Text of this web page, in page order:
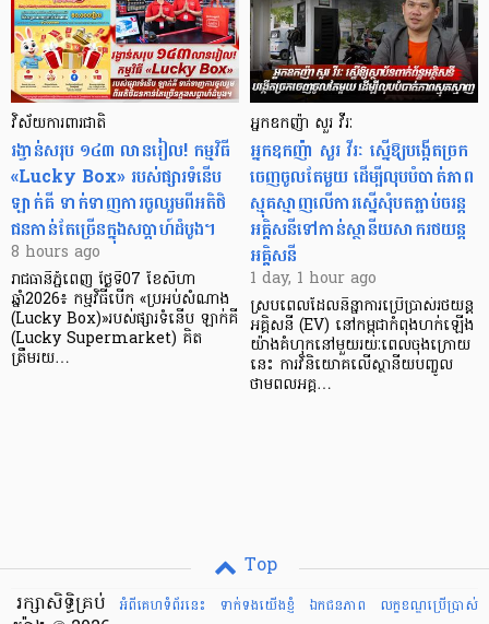
វិស័យការពារជាតិ
រង្វាន់សរុប ១៤៣ លានរៀល! កម្មវិធី
«Lucky Box» របស់ផ្សារទំនើប
ឡាក់គី ទាក់ទាញការចូលរួមពីអតិថិ
ជនកាន់តែច្រើនក្នុងសប្តាហ៍ដំបូង។
8 hours ago
រាជធានីភ្នំពេញ ថ្ងៃទី07 ខែសីហា
ឆ្នាំ2026៖ កម្មវិធីបើក «ប្រអប់សំណាង
(Lucky Box)»របស់ផ្សារទំនើប ឡាក់គី
(Lucky Supermarket) គិត
ត្រឹមរយ…
អ្នកឧកញ៉ា សួរ វីរៈ
អ្នកឧកញ៉ា សួរ វីរៈ ស្នើឱ្យបង្កើតច្រក
ចេញចូលតែមួយ ដើម្បីលុបបំបាត់ភាព
ស្មុគស្មាញលើការស្នើសុំបតភ្ជាប់ចរន្ត
អគ្គិសនីទៅកាន់ស្ថានីយសាករថយន្ត
អគ្គិសនី
1 day, 1 hour ago
ស្របពេលដែលនិន្នាការប្រើប្រាស់រថយន្ត
អគ្គិសនី (EV) នៅកម្ពុជាកំពុងហក់ឡើង
យ៉ាងគំហុកនៅមួយរយៈពេលចុងក្រោយ
នេះ ការវិនិយោគលើស្ថានីយបញ្ចូល
ថាមពលអគ្គ…
Top
អំពីគេហទំព័រនេះ
ទាក់ទងយើងខ្ញំ ឯកជនភាព លក្ខខណ្ឌ​ប្រើ​ប្រាស់
រក្សាសិទ្ធិគ្រប់